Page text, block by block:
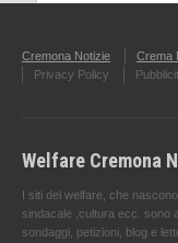
Cremona Notizie Crema
Privacy Policy
Welfare Cremona
I siti del welfare, che
sindacale ,cultura ecc. sono
sondaggi, petizioni, blog e